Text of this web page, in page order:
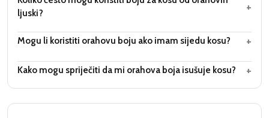
ljuski?
+
Mogu li koristiti orahovu boju ako imam sijedu kosu? +
Kako mogu spriječiti da mi orahova boja isušuje kosu? +